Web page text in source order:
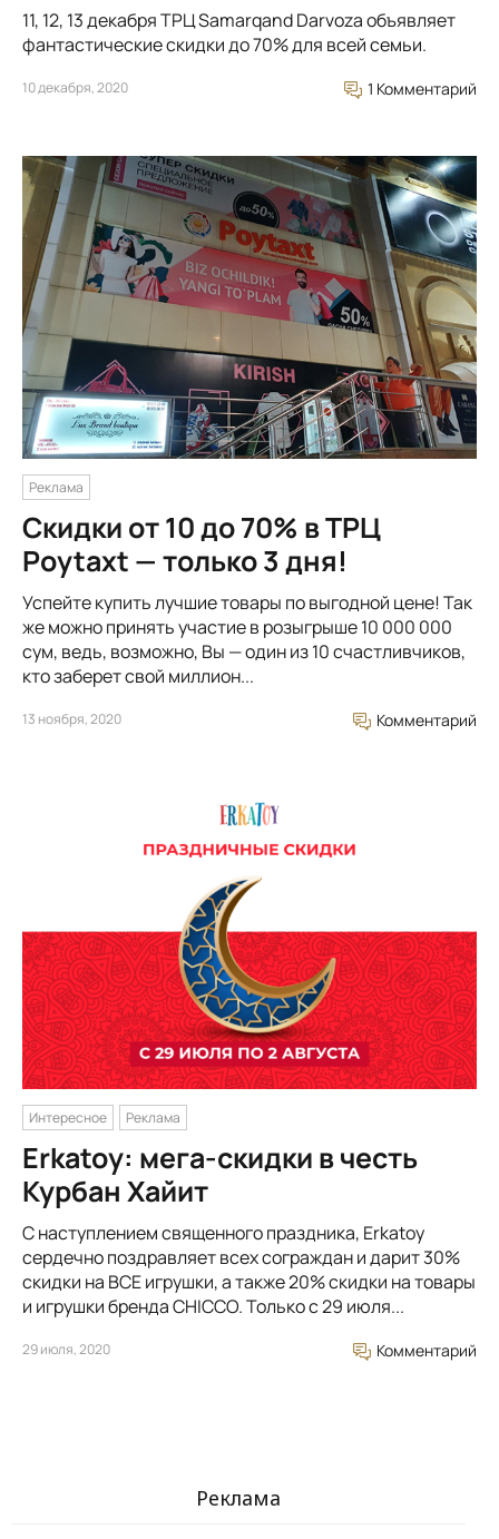
11, 12, 13 декабря ТРЦ Samarqand Darvoza объявляет
фантастические скидки до 70% для всей семьи.
10 декабря, 2020 1 Комментарий
Реклама
Скидки от 10 до 70% в ТРЦ
Poytaxt — только 3 дня!
Успейте купить лучшие товары по выгодной цене! Так
же можно принять участие в розыгрыше 10 000 000
сум, ведь, возможно, Вы — один из 10 счастливчиков,
кто заберет свой миллион...
13 ноября, 2020 Комментарий
Интересное Реклама
Erkatoy: мега-скидки в честь
Курбан Хайит
С наступлением священного праздника, Erkatoy
сердечно поздравляет всех сограждан и дарит 30%
скидки на ВСЕ игрушки, а также 20% скидки на товары
и игрушки бренда CHICCO. Только с 29 июля...
29 июля, 2020 Комментарий
Реклама